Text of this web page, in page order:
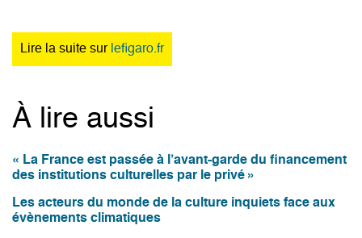
Lire la suite sur lefigaro.fr
À lire aussi
« La France est passée à l’avant-garde du financement
des institutions culturelles par le privé »
Les acteurs du monde de la culture inquiets face aux
évènements climatiques